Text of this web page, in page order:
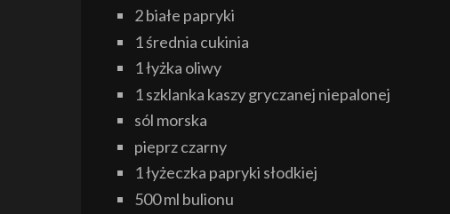
2 białe papryki
1 średnia cukinia
1 łyżka oliwy
1 szklanka kaszy gryczanej niepalonej
sól morska
pieprz czarny
1 łyżeczka papryki słodkiej
500 ml bulionu